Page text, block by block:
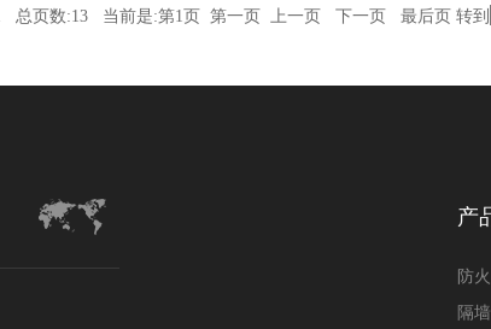
总页数:13 当前是:第1页 第一页 上一页 下一页 最后页 转到
产
防
隔